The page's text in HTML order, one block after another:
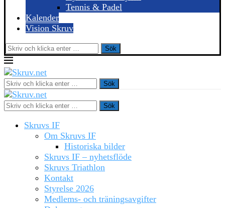
Tennis & Padel
Kalender
Vision Skruv
Sök
Sök
Sök
Skruvs IF
Om Skruvs IF
Historiska bilder
Skruvs IF – nyhetsflöde
Skruvs Triathlon
Kontakt
Styrelse 2026
Medlems- och träningsavgifter